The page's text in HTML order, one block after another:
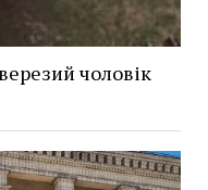
чоловік